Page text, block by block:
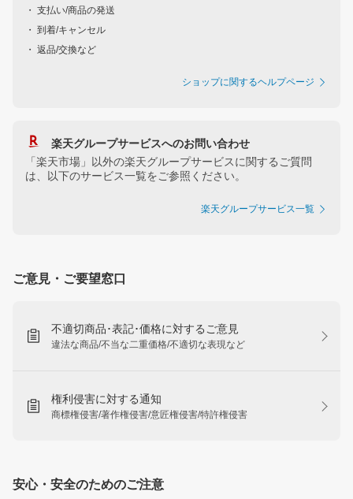
・ 支払い/商品の発送
・ 到着/キャンセル
・ 返品/交換など
ショップに関するヘルプページ
楽天グループサービスへのお問い合わせ
「楽天市場」以外の楽天グループサービスに関するご質問
は、以下のサービス一覧をご参照ください。
楽天グループサービス一覧
ご意見・ご要望窓口
不適切商品･表記･価格に対するご意見
違法な商品/不当な二重価格/不適切な表現など
権利侵害に対する通知
商標権侵害/著作権侵害/意匠権侵害/特許権侵害
安心・安全のためのご注意